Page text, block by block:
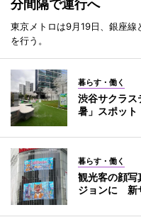
分間隔で運行へ
東京メトロは9月19日、銀座
を行う。
暮らす・働く
渋谷サクラス
暑」スポット
暮らす・働く
観光客の顔写
ジョンに 新